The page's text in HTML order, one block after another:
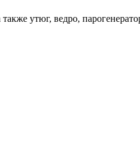
утюг, ведро,